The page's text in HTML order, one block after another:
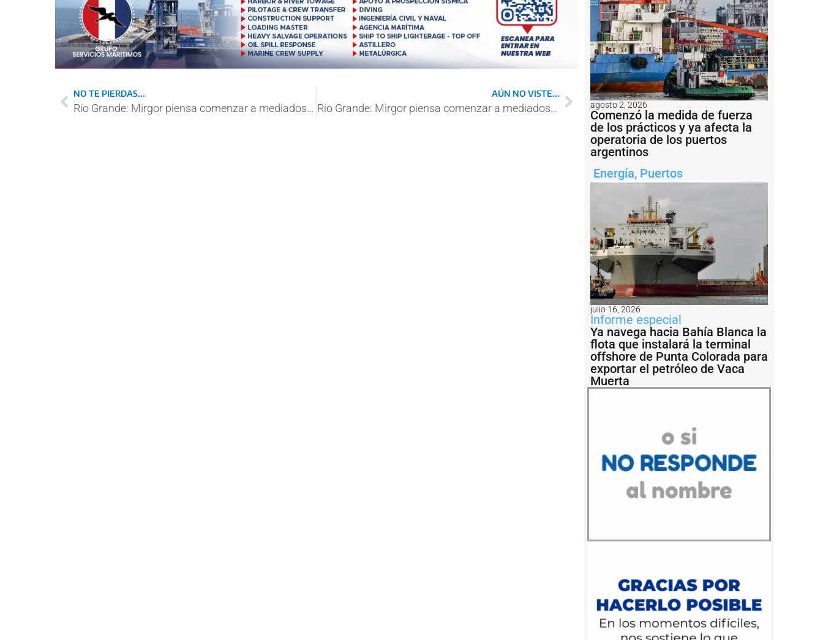
NO TE PIERDAS...
Río Grande: Mirgor piensa comenzar a mediados de 2024 la construcción del puerto
AÚN NO VISTE...
Río Grande: Mirgor piensa comenzar a mediados de 2024 la construcción del puerto agosto 2, 2026
Comenzó la medida de fuerza
de los prácticos y ya afecta la
operatoria de los puertos
argentinos
Energía, Puertos
julio 16, 2026
Informe especial
Ya navega hacia Bahía Blanca la
flota que instalará la terminal
offshore de Punta Colorada para
exportar el petróleo de Vaca
Muerta